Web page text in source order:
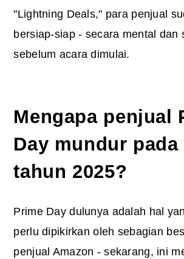
"Lightning Deals," para penjual
bersiap-siap - secara mental dan
sebelum acara dimulai.
Mengapa penjual
Day mundur pada
tahun 2025?
Prime Day dulunya adalah hal
perlu dipikirkan oleh sebagian
penjual Amazon - sekarang, ini